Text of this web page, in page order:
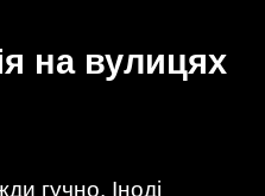
на вулицях
гучно. Іноді